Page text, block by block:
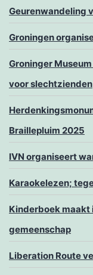
Geurenwandeling
Groningen
Groninger
voor slechtzienden
Braillepluim 2025
IVN organiseert
Karaokelezen;
Kinderboek maakt
gemeenschap
Liberation Route